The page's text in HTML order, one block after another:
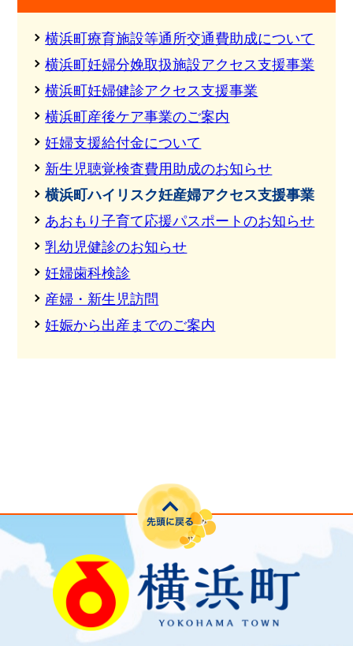
横浜町療育施設等通所交通費助成について
横浜町妊婦分娩取扱施設アクセス支援事業
横浜町妊婦健診アクセス支援事業
横浜町産後ケア事業のご案内
妊婦支援給付金について
新生児聴覚検査費用助成のお知らせ
横浜町ハイリスク妊産婦アクセス支援事業
あおもり子育て応援パスポートのお知らせ
乳幼児健診のお知らせ
妊婦歯科検診
産婦・新生児訪問
妊娠から出産までのご案内